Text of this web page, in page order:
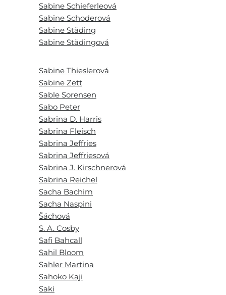
Sabine Schieferleová
Sabine Schoderová
Sabine Städing
Sabine Städingová
Sabine Thieslerová
Sabine Zett
Sable Sorensen
Sabo Peter
Sabrina D. Harris
Sabrina Fleisch
Sabrina Jeffries
Sabrina Jeffriesová
Sabrina J. Kirschnerová
Sabrina Reichel
Sacha Bachim
Sacha Naspini
Šáchová
S. A. Cosby
Safi Bahcall
Sahil Bloom
Sahler Martina
Sahoko Kaji
Saki